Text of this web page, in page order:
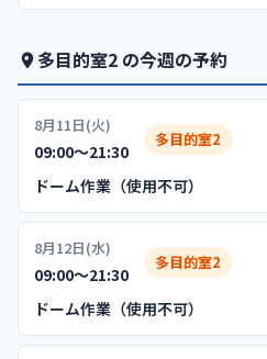
多目的室2 の今週の予約
8月11日(火)
09:00〜21:30
多目的室2
ドーム作業（使用不可）
8月12日(水)
09:00〜21:30
多目的室2
ドーム作業（使用不可）